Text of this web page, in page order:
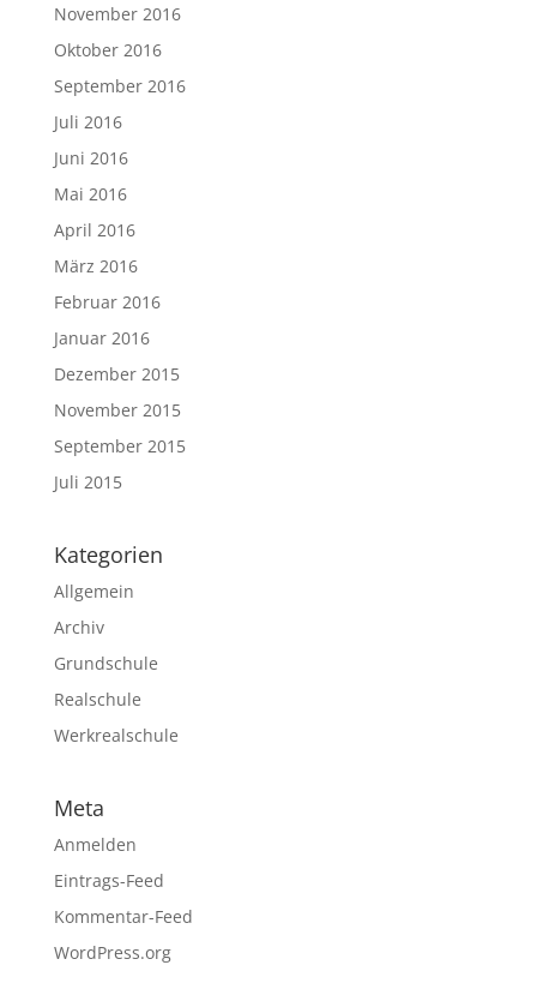
November 2016
Oktober 2016
September 2016
Juli 2016
Juni 2016
Mai 2016
April 2016
März 2016
Februar 2016
Januar 2016
Dezember 2015
November 2015
September 2015
Juli 2015
Kategorien
Allgemein
Archiv
Grundschule
Realschule
Werkrealschule
Meta
Anmelden
Eintrags-Feed
Kommentar-Feed
WordPress.org